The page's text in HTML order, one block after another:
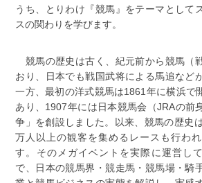
うち、とりわけ『競馬』をテーマとして
スの関わりを学びます。
競馬の歴史は古く、紀元前から競馬（
おり、日本でも戦国武将による馬追など
一方、最初の洋式競馬は1861年に横浜で
あり、1907年には日本競馬会（JRAの前
争」を創設しました。以来、競馬の歴史
万人以上の観客を集めるレースも行わ
す。そのメガイベントを実際に運営し
で、日本の競馬界・競走馬・競馬場・騎